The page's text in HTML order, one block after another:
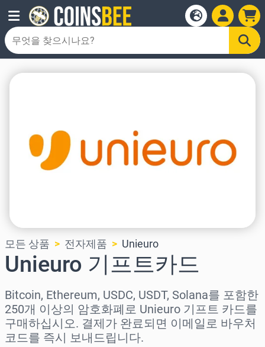
모든 상품 전자제품 Unieuro
Unieuro 기프트카드
Bitcoin, Ethereum, USDC, USDT, Solana를 포함한
250개 이상의 암호화폐로 Unieuro 기프트 카드를
구매하십시오. 결제가 완료되면 이메일로 바우처
코드를 즉시 보내드립니다.